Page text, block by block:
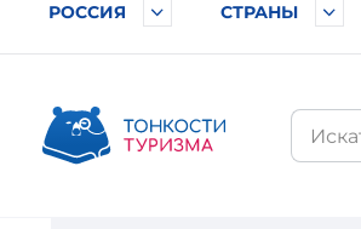
РОССИЯ СТРАНЫ